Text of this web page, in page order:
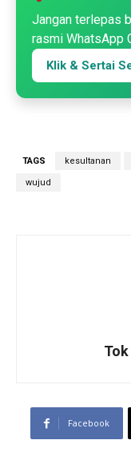
Jangan terlepas
rasmi WhatsApp
Klik & Sertai
TAGS kesultanan
wujud
Facebook